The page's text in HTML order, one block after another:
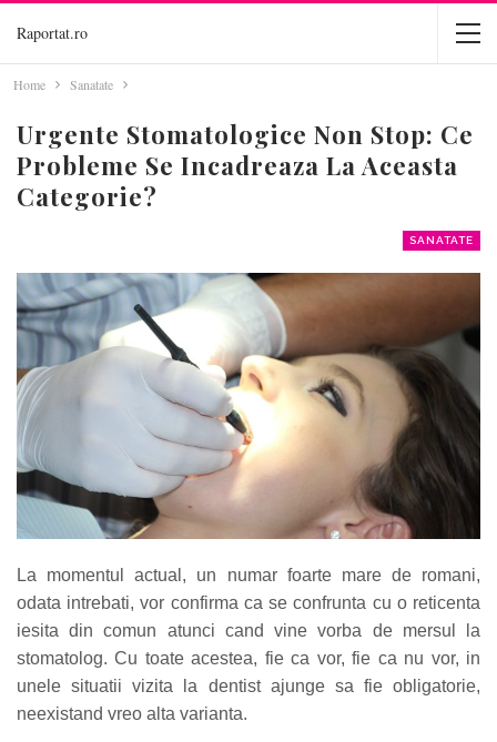
Raportat.ro
Home Sanatate
Urgente Stomatologice Non Stop: Ce
Probleme Se Incadreaza La Aceasta
Categorie?
SANATATE
La momentul actual, un numar foarte mare de romani,
odata intrebati, vor confirma ca se confrunta cu o reticenta
iesita din comun atunci cand vine vorba de mersul la
stomatolog. Cu toate acestea, fie ca vor, fie ca nu vor, in
unele situatii vizita la dentist ajunge sa fie obligatorie,
neexistand vreo alta varianta.